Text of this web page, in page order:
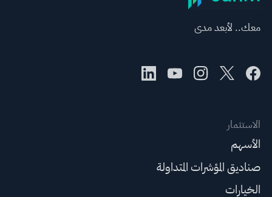
معك.. لأبعد مدى
الاستثمار
الأسهم
صناديق المؤشرات المتداولة
الخيارات